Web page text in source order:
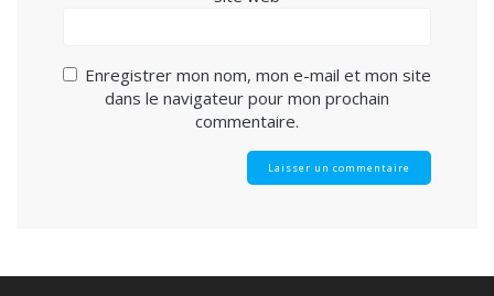
Enregistrer mon nom, mon e-mail et mon site
dans le navigateur pour mon prochain
commentaire.